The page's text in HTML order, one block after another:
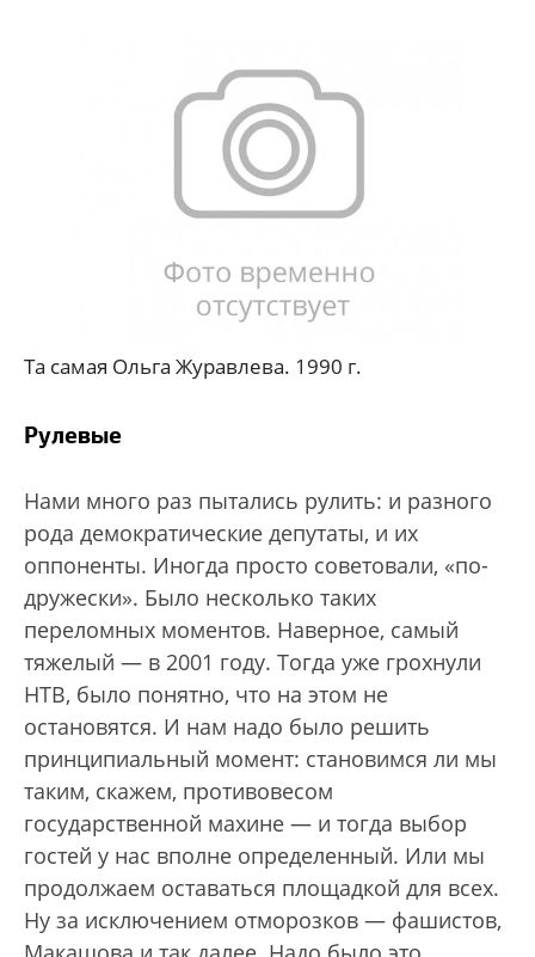
Та самая Ольга Журавлева. 1990 г.
Рулевые
Нами много раз пытались рулить: и разного
рода демократические депутаты, и их
оппоненты. Иногда просто советовали, «по-
дружески». Было несколько таких
переломных моментов. Наверное, самый
тяжелый — в 2001 году. Тогда уже грохнули
НТВ, было понятно, что на этом не
остановятся. И нам надо было решить
принципиальный момент: становимся ли мы
таким, скажем, противовесом
государственной махине — и тогда выбор
гостей у нас вполне определенный. Или мы
продолжаем оставаться площадкой для всех.
Ну за исключением отморозков — фашистов,